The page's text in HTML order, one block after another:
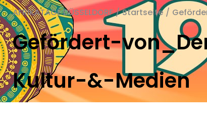
AFRIKATAGE DÜSSELDORF / Startseite /
Gefördert-
Kultur-&-Medien